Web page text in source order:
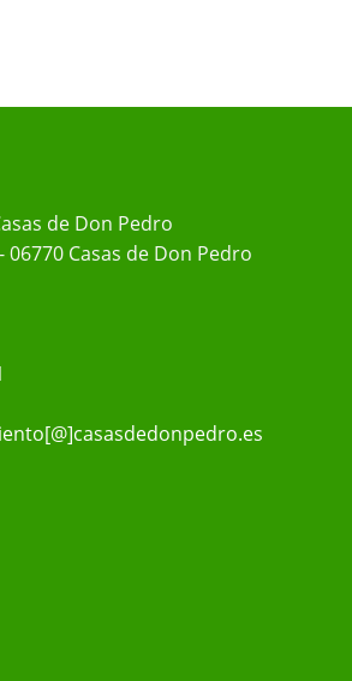
de Don Pedro
06770 Casas de Don Pedro